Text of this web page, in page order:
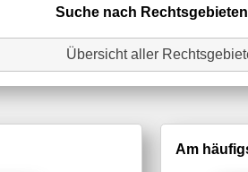
Suche nach Rechtsgebieten
Übersicht aller
Am